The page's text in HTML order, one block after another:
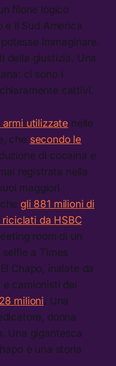
filone logico
e il Sud America
immaginare.
della giustizia. Una
ci sono i
cattivi.
utilizzate nelle
che secondo le
di cocaina e
registrata nella
maggiori
gli 881 milioni di
da HSBC
room di un
a Times
Chapo, inalate da
e camionisti del
milioni. Una
donna
Una gigantesca
è una storia